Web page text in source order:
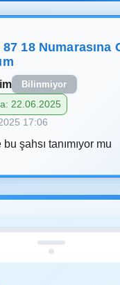
87 18 Numarasına
Bilinmiyor
22.06.2025
17:06
şahsı tanımıyor mu